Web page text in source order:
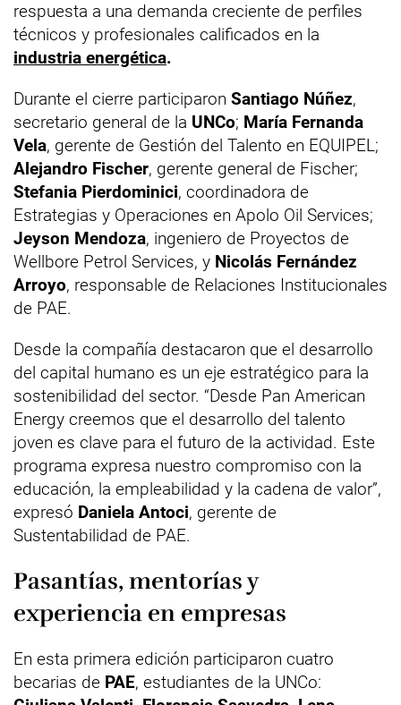
respuesta a una demanda creciente de perfiles
técnicos y profesionales calificados en la
industria energética.
Durante el cierre participaron Santiago Núñez,
secretario general de la UNCo; María Fernanda
Vela, gerente de Gestión del Talento en EQUIPEL;
Alejandro Fischer, gerente general de Fischer;
Stefania Pierdominici, coordinadora de
Estrategias y Operaciones en Apolo Oil Services;
Jeyson Mendoza, ingeniero de Proyectos de
Wellbore Petrol Services, y Nicolás Fernández
Arroyo, responsable de Relaciones Institucionales
de PAE.
Desde la compañía destacaron que el desarrollo
del capital humano es un eje estratégico para la
sostenibilidad del sector. “Desde Pan American
Energy creemos que el desarrollo del talento
joven es clave para el futuro de la actividad. Este
programa expresa nuestro compromiso con la
educación, la empleabilidad y la cadena de valor”,
expresó Daniela Antoci, gerente de
Sustentabilidad de PAE.
Pasantías, mentorías y
experiencia en empresas
En esta primera edición participaron cuatro
becarias de PAE, estudiantes de la UNCo: